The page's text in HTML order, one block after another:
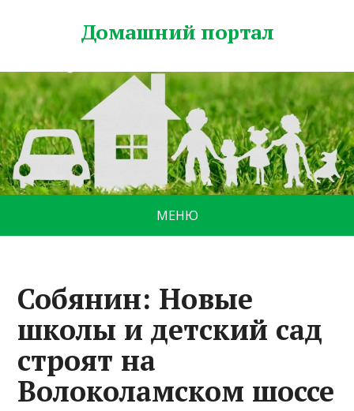
Домашний портал
МЕНЮ
Собянин: Новые
школы и детский сад
строят на
Волоколамском шоссе